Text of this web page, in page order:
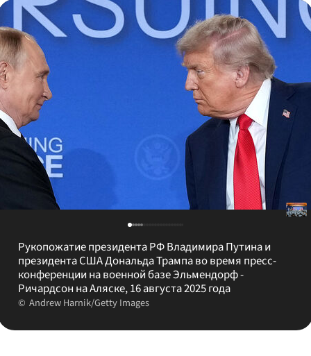
Рукопожатие президента РФ Владимира Путина и
президента США Дональда Трампа во время пресс-
конференции на военной базе Эльмендорф -
Ричардсон на Аляске, 16 августа 2025 года
Andrew Harnik/Getty Images